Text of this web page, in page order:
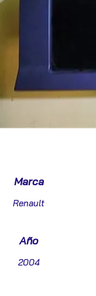
Marca
Renault
Año
2004